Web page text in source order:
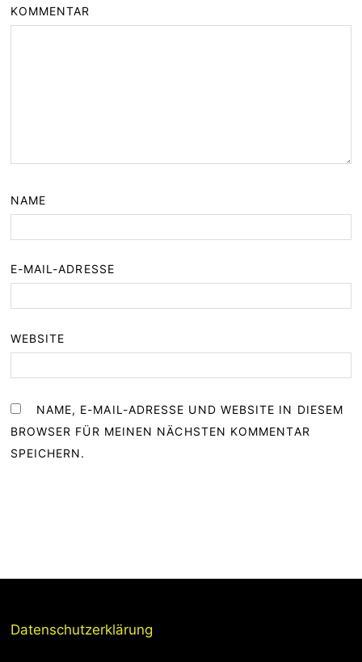
KOMMENTAR
NAME
E-MAIL-ADRESSE
WEBSITE
NAME, E-MAIL-ADRESSE UND WEBSITE IN DIESEM
BROWSER FÜR MEINEN NÄCHSTEN KOMMENTAR
SPEICHERN.
Datenschutzerklärung